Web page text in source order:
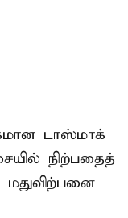
டாஸ்மாக்
நிற்பதைத்